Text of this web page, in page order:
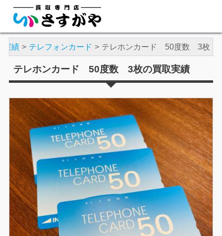
実績 テレフォンカード テレホンカード 50度数 3枚
テレホンカード 50度数 3枚の買取実績